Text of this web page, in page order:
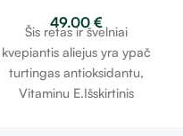
kriaušės aliejus 50ml
49.00 €
Šis retas ir švelniai
kvepiantis aliejus yra ypač
turtingas antioksidantu,
Vitaminu E.Išskirtinis